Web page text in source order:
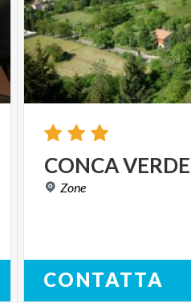
CONCAVERDE
Zone
CONTATTA